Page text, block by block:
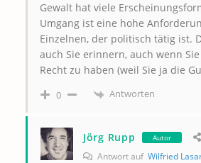
Gewalt hat viele
Umgang ist eine hohe
Einzelnen, der politisch tätig ist.
auch Sie erinnern, auch wenn
Recht zu haben (weil Sie ja die
0 Antworten
Jörg Rupp Autor
Antwort auf Wilfried